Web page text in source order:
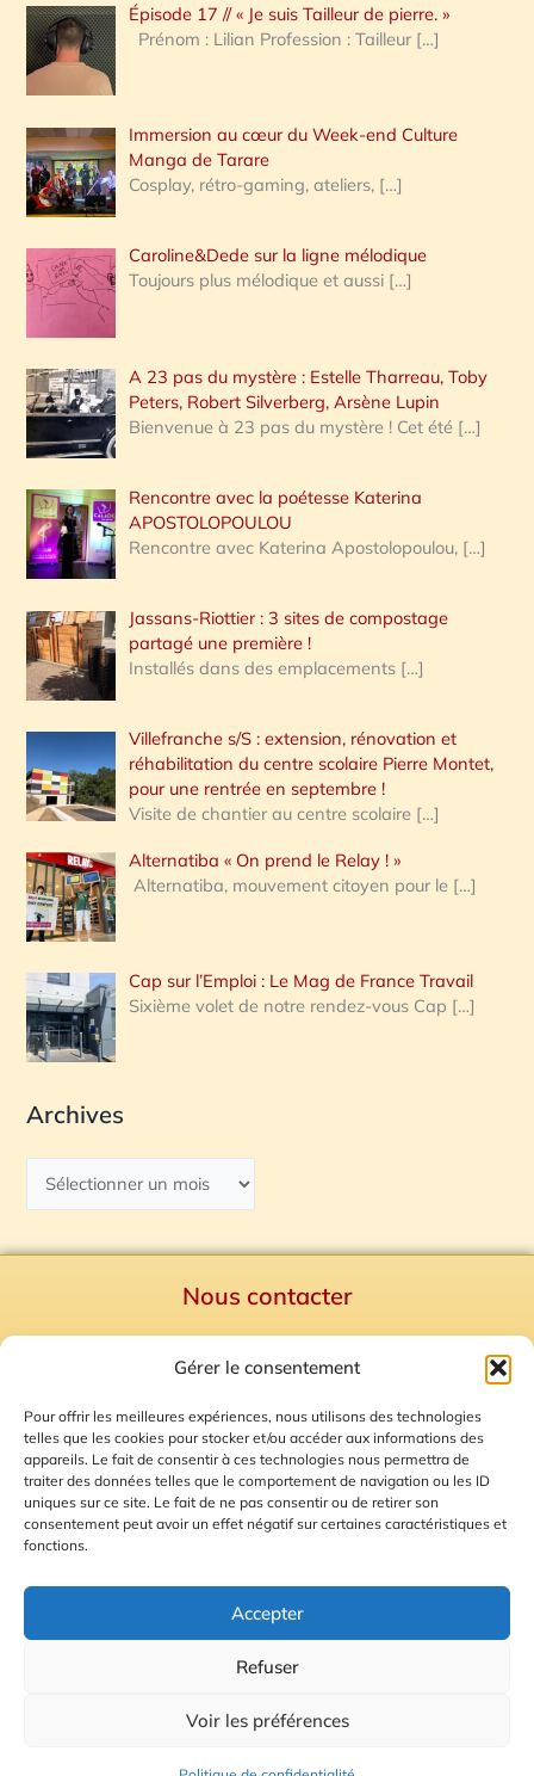
Gérer le consentement
Pour offrir les meilleures expériences, nous utilisons des technologies
telles que les cookies pour stocker et/ou accéder aux informations des
appareils. Le fait de consentir à ces technologies nous permettra de
traiter des données telles que le comportement de navigation ou les ID
uniques sur ce site. Le fait de ne pas consentir ou de retirer son
consentement peut avoir un effet négatif sur certaines caractéristiques et
fonctions.
Accepter
Refuser
Voir les préférences
h
e
:
Épisode 17 // « Je suis Tailleur de pierre. »
Prénom : Lilian Profession : Tailleur […]
Immersion au cœur du Week-end Culture
Manga de Tarare
Cosplay, rétro-gaming, ateliers, […]
Caroline&Dede sur la ligne mélodique
Toujours plus mélodique et aussi […]
A 23 pas du mystère : Estelle Tharreau, Toby
Peters, Robert Silverberg, Arsène Lupin
Bienvenue à 23 pas du mystère ! Cet été […]
Rencontre avec la poétesse Katerina
APOSTOLOPOULOU
Rencontre avec Katerina Apostolopoulou, […]
Jassans-Riottier : 3 sites de compostage
partagé une première !
Installés dans des emplacements […]
Villefranche s/S : extension, rénovation et
réhabilitation du centre scolaire Pierre Montet,
pour une rentrée en septembre !
Visite de chantier au centre scolaire […]
Alternatiba « On prend le Relay ! »
Alternatiba, mouvement citoyen pour le […]
Cap sur l’Emploi : Le Mag de France Travail
Sixième volet de notre rendez-vous Cap […]
Archives
Nous contacter
Mentions Légales
Plan du site
Gestion des Cookies
© 2026 Radio Calade